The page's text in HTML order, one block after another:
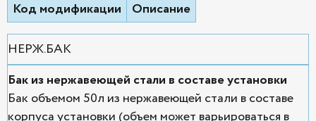
Код модификации Описание
НЕРЖ.БАК
Бак из нержавеющей стали в составе установки
Бак объемом 50л из нержавеющей стали в составе
корпуса установки (объем может варьироваться в